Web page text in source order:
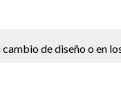
de diseño o en